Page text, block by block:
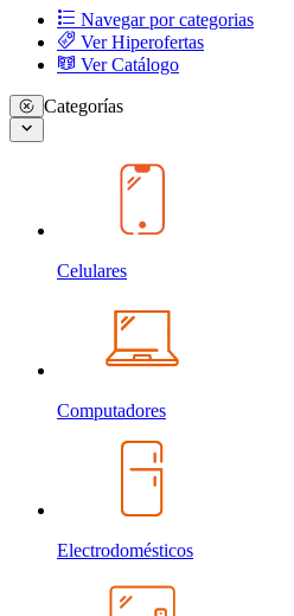
Navegar por categorias
Ver Hiperofertas
Ver Catálogo
Categorías
Celulares
Computadores
Electrodomésticos